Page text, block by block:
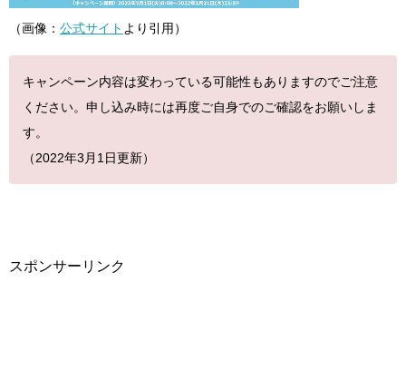
（画像： 公式サイト より引用）
キャンペーン内容は変わっている可能性もありますのでご注意
ください。申し込み時には再度ご自身でのご確認をお願いしま
す。
（2022年3月1日更新）
スポンサーリンク